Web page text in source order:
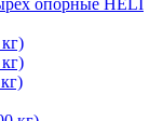
опорные HELI